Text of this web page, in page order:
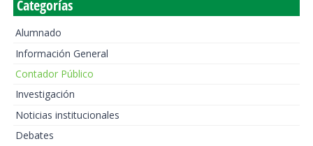
Categorías
Alumnado
Información General
Contador Público
Investigación
Noticias institucionales
Debates